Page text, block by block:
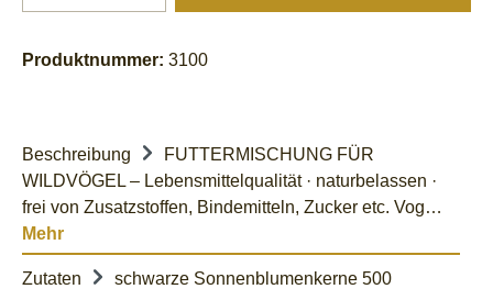
Produktnummer: 3100
Beschreibung
FUTTERMISCHUNG FÜR
WILDVÖGEL – Lebensmittelqualität · naturbelassen ·
frei von Zusatzstoffen, Bindemitteln, Zucker etc. Vog…
Mehr
Zutaten
schwarze Sonnenblumenkerne 500